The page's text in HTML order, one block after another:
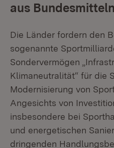
aus Bundesmitteln
Die Länder fordern den
sogenannte
Sondervermögen
Klimaneutralität“ für die
Modernisierung von
Angesichts von
insbesondere bei
und energetischen
dringenden